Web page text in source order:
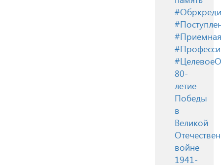
80-
летие
Победы
в
Великой
войне
1941-